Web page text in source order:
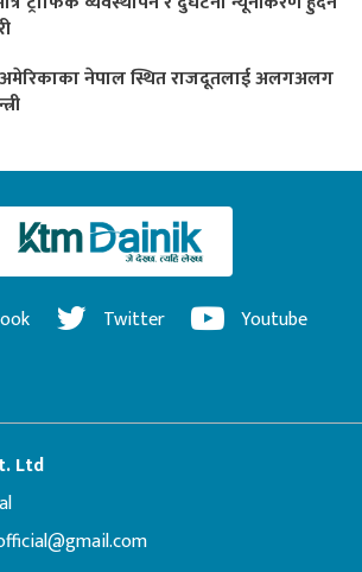
नेपाल स्थित राजदूतलाई अलगअलग
Twitter Youtube
Ltd